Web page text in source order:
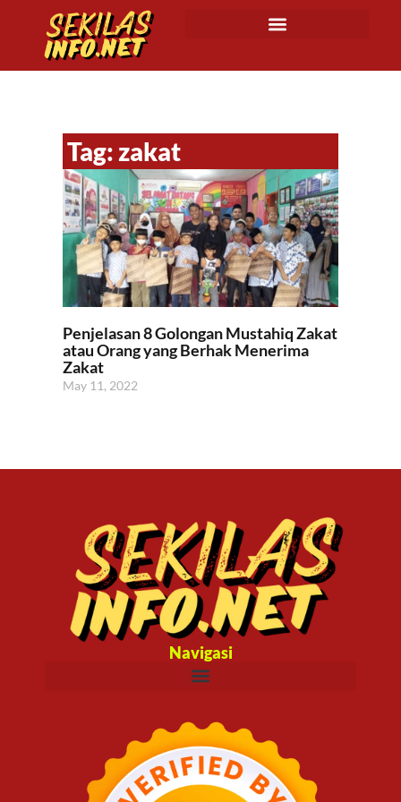
Tag: zakat
Penjelasan 8 Golongan Mustahiq Zakat
atau Orang yang Berhak Menerima
Zakat
May 11, 2022
Navigasi